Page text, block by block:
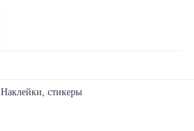
Наклейки, стикеры